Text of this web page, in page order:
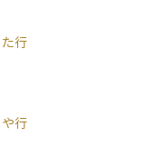
た行
や行